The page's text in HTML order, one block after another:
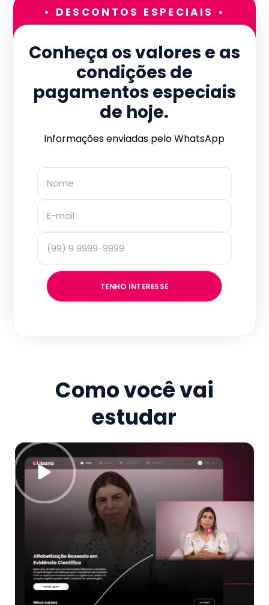
• DESCONTOS ESPECIAIS •
Conheça os valores e as
condições de
pagamentos especiais
de hoje.
Informações enviadas pelo WhatsApp
TENHO INTERESSE
Como você vai
estudar